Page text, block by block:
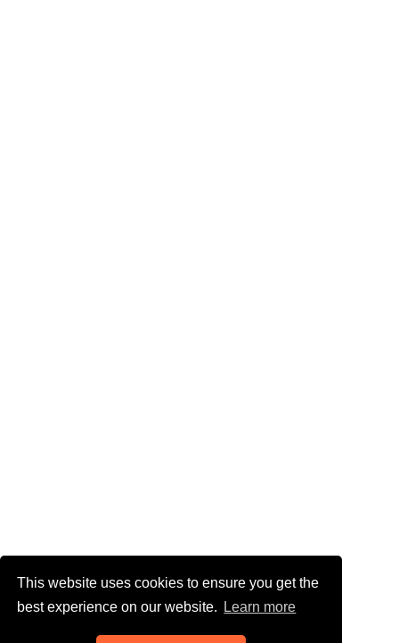
This website uses cookies to ensure you get the
best experience on our website.
Learn more